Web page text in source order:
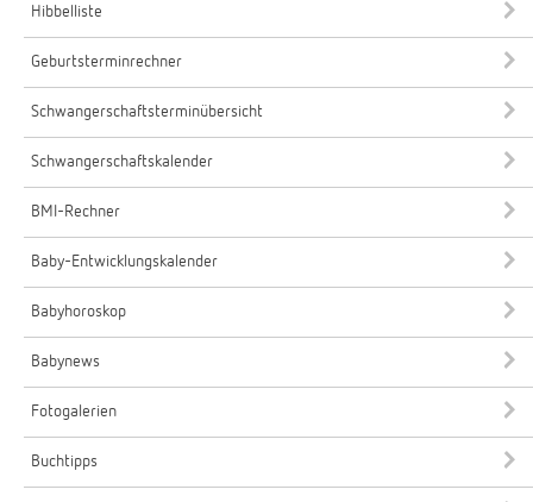
Hibbelliste
Geburtsterminrechner
Schwangerschaftsterminübersicht
Schwangerschaftskalender
BMI-Rechner
Baby-Entwicklungskalender
Babyhoroskop
Babynews
Fotogalerien
Buchtipps